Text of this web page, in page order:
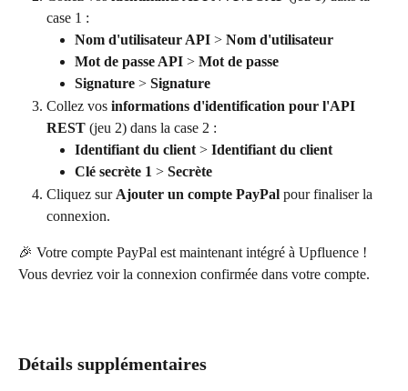
case 1 :
Nom d'utilisateur API > Nom d'utilisateur
Mot de passe API > Mot de passe
Signature > Signature
Collez vos informations d'identification pour l'API
REST (jeu 2) dans la case 2 :
Identifiant du client > Identifiant du client
Clé secrète 1 > Secrète
Cliquez sur Ajouter un compte PayPal pour finaliser la
connexion.
🎉 Votre compte PayPal est maintenant intégré à Upfluence !
Vous devriez voir la connexion confirmée dans votre compte.
Détails supplémentaires